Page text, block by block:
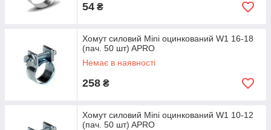
54 ₴
Хомут силовий Mini оцинкований W1 16-18
(пач. 50 шт) APRO
Немає в наявності
258 ₴
Хомут силовий Mini оцинкований W1 10-12
(пач. 50 шт) APRO